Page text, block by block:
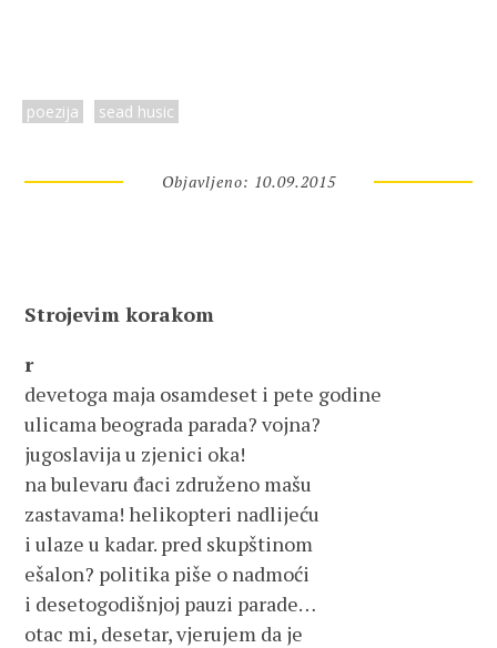
poezija sead husic
Objavljeno: 10.09.2015
Strojevim korakom
r
devetoga maja osamdeset i pete godine
ulicama beograda parada? vojna?
jugoslavija u zjenici oka!
na bulevaru đaci združeno mašu
zastavama! helikopteri nadlijeću
i ulaze u kadar. pred skupštinom
ešalon? politika piše o nadmoći
i desetogodišnjoj pauzi parade…
otac mi, desetar, vjerujem da je